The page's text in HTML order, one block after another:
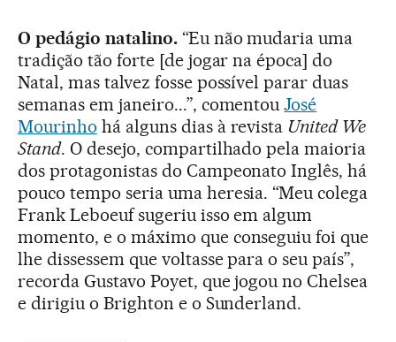
O pedágio natalino. “Eu não mudaria uma
tradição tão forte [de jogar na época] do
Natal, mas talvez fosse possível parar duas
semanas em janeiro...”, comentouJosé
Mourinho há alguns dias à revista United We
Stand. O desejo, compartilhado pela maioria
dos protagonistas do Campeonato Inglês, há
pouco tempo seria uma heresia. “Meu colega
Frank Leboeuf sugeriu isso em algum
momento, e o máximo que conseguiu foi que
lhe dissessem que voltasse para o seu país”,
recorda Gustavo Poyet, que jogou no Chelsea
e dirigiu o Brighton e o Sunderland.